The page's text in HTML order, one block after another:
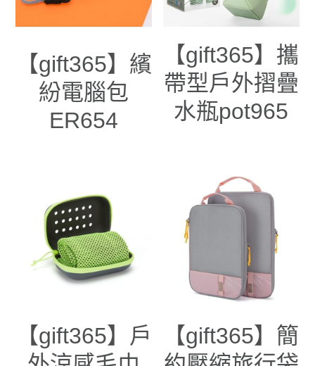
【gift365】繽
紛電腦包
ER654
【gift365】攜
帶型戶外摺疊
水瓶pot965
【gift365】戶
【gift365】簡